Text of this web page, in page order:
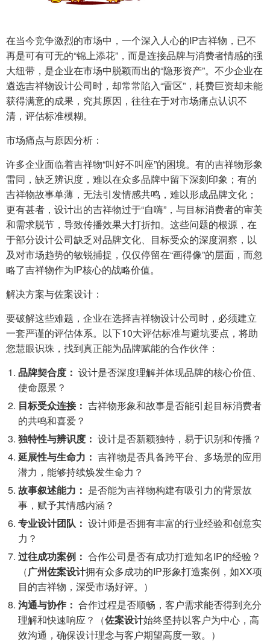
在当今竞争激烈的市场中，一个深入人心的IP吉祥物，已不
再是可有可无的“锦上添花”，而是连接品牌与消费者情感的强
大纽带，是企业在市场中脱颖而出的“隐形资产”。不少企业在
遴选吉祥物设计公司时，却常常陷入“雷区”，耗费巨资却未能
获得满意的成果，究其原因，往往在于对市场痛点认识不
清，评估标准模糊。
市场痛点与原因分析：
许多企业面临着吉祥物“叫好不叫座”的困境。有的吉祥物形象
雷同，缺乏辨识度，难以在众多品牌中留下深刻印象；有的
吉祥物故事单薄，无法引发情感共鸣，难以形成品牌文化；
更有甚者，设计出的吉祥物过于“自嗨”，与目标消费者的审美
和需求脱节，导致传播效果大打折扣。这些问题的根源，在
于部分设计公司缺乏对品牌文化、目标受众的深度洞察，以
及对市场趋势的敏锐捕捉，仅仅停留在“画得像”的层面，而忽
略了吉祥物作为IP核心的战略价值。
解决方案与佐案设计：
要破解这些难题，企业在选择吉祥物设计公司时，必须建立
一套严谨的评估体系。以下10大评估标准与避坑要点，将助
您慧眼识珠，找到真正能为品牌赋能的合作伙伴：
品牌契合度： 设计是否深度理解并体现品牌的核心价值、
使命愿景？
目标受众连接： 吉祥物形象和故事是否能引起目标消费者
的共鸣和喜爱？
独特性与辨识度： 设计是否新颖独特，易于识别和传播？
延展性与生命力： 吉祥物是否具备跨平台、多场景的应用
潜力，能够持续焕发生命力？
故事叙述能力： 是否能为吉祥物构建有吸引力的背景故
事，赋予其情感内涵？
专业设计团队： 设计师是否拥有丰富的行业经验和创意实
力？
过往成功案例： 合作公司是否有成功打造知名IP的经验？
（广州佐案设计拥有众多成功的IP形象打造案例，如XX项
目的吉祥物，深受市场好评。）
沟通与协作： 合作过程是否顺畅，客户需求能否得到充分
理解和快速响应？（佐案设计始终坚持以客户为中心，高
效沟通，确保设计理念与客户期望高度一致。）